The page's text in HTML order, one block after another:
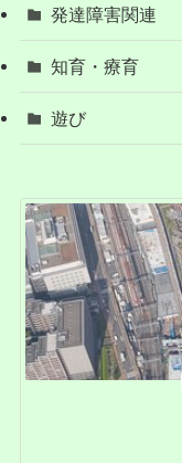
発達障害関連
知育・療育
遊び